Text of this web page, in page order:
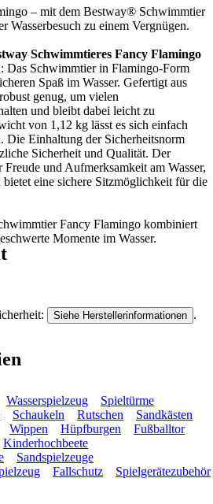
– mit dem Bestway® Schwimmtier
zu einem Vergnügen.
Schwimmtieres Fancy Flamingo
Das Schwimmtier in Flamingo-Form
Spaß im Wasser. Gefertigt aus
genug, um vielen
und bleibt dabei leicht zu
von 1,12 kg lässt es sich einfach
Die Einhaltung der Sicherheitsnorm
Sicherheit und Qualität. Der
und Aufmerksamkeit am Wasser,
eine sichere Sitzmöglichkeit für die
Fancy Flamingo kombiniert
Momente im Wasser.
Siehe Herstellerinformationen .
Wasserspielzeug
Spieltürme
Schaukeln Rutschen
Sandkästen
Wippen Hüpfburgen
Fußballtor
Kinderhochbeete
Sandspielzeuge
Fallschutz
Spielgerätezubehör